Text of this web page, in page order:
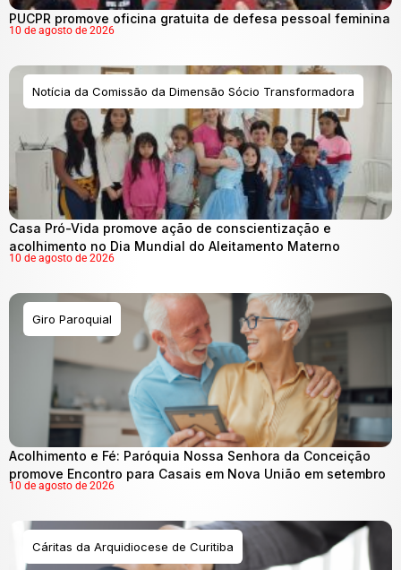
PUCPR promove oficina gratuita de defesa pessoal feminina
10 de agosto de 2026
Notícia da Comissão da Dimensão Sócio Transformadora
Casa Pró-Vida promove ação de conscientização e
acolhimento no Dia Mundial do Aleitamento Materno
10 de agosto de 2026
Giro Paroquial
Acolhimento e Fé: Paróquia Nossa Senhora da Conceição
promove Encontro para Casais em Nova União em setembro
10 de agosto de 2026
Cáritas da Arquidiocese de Curitiba